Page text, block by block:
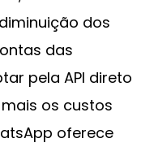
dos
das
pela API direto
os custos
oferece